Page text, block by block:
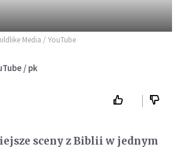
Media / YouTube
/ pk
sceny z Biblii w jednym